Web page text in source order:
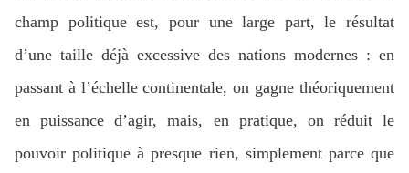
champ politique est, pour une large part, le résultat
d’une taille déjà excessive des nations modernes : en
passant à l’échelle continentale, on gagne théoriquement
en puissance d’agir, mais, en pratique, on réduit le
pouvoir politique à presque rien, simplement parce que